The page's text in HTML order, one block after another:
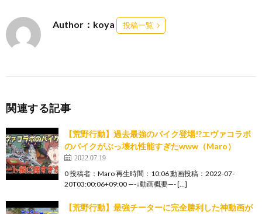
Author：koya 投稿一覧
関連する記事
【荒野行動】過去最強のバイク登場!?エヴァコラボ
のバイクがぶっ壊れ性能すぎたwww（Maro）
2022.07.19
0 投稿者：Maro 再生時間：10:06 動画投稿：2022-07-
20T03:00:06+09:00 —-↓動画概要—- […]
【荒野行動】最強チーターに完全勝利した神動画が